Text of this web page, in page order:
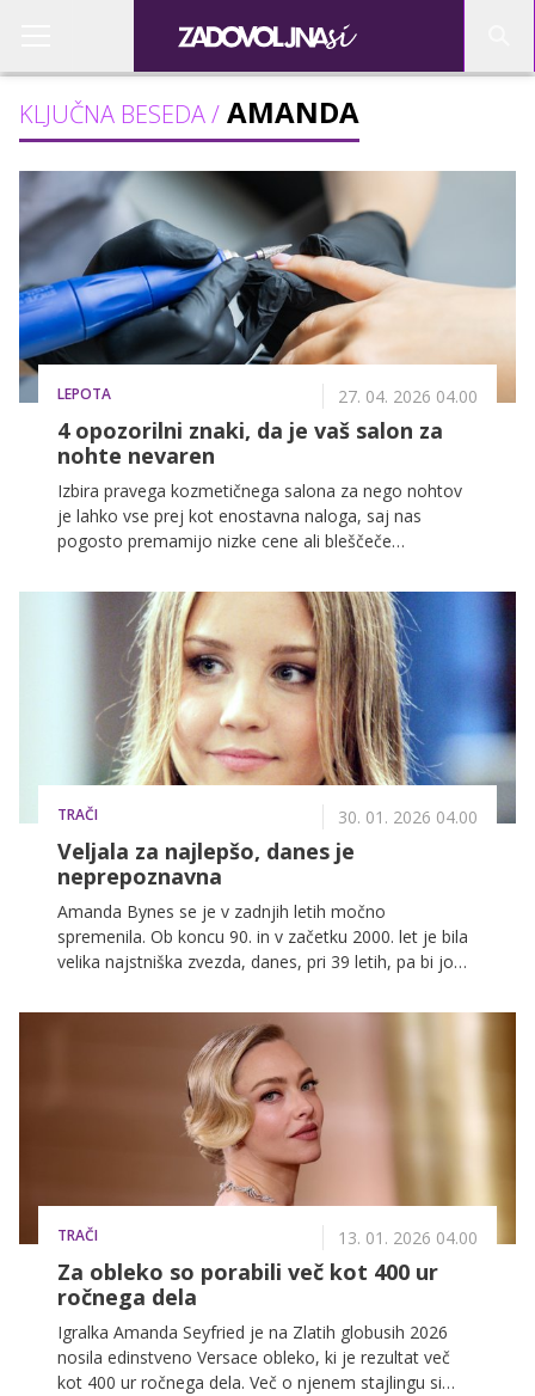
KLJUČNA BESEDA / AMANDA
LEPOTA 27. 04. 2026 04.00
4 opozorilni znaki, da je vaš salon za
nohte nevaren
Izbira pravega kozmetičnega salona za nego nohtov
je lahko vse prej kot enostavna naloga, saj nas
pogosto premamijo nizke cene ali bleščeče
Vendar pa bi morali biti estetika in stroški vedno na
drugem mestu, takoj za brezhibno higieno in
varnostjo.
TRAČI 30. 01. 2026 04.00
Veljala za najlepšo, danes je
neprepoznavna
Amanda Bynes se je v zadnjih letih močno
spremenila. Ob koncu 90. in v začetku 2000. let je bila
velika najstniška zvezda, danes, pri 39 letih, pa bi jo
TRAČI 13. 01. 2026 04.00
Za obleko so porabili več kot 400 ur
ročnega dela
Igralka Amanda Seyfried je na Zlatih globusih 2026
nosila edinstveno Versace obleko, ki je rezultat več
kot 400 ur ročnega dela. Več o njenem stajlingu si